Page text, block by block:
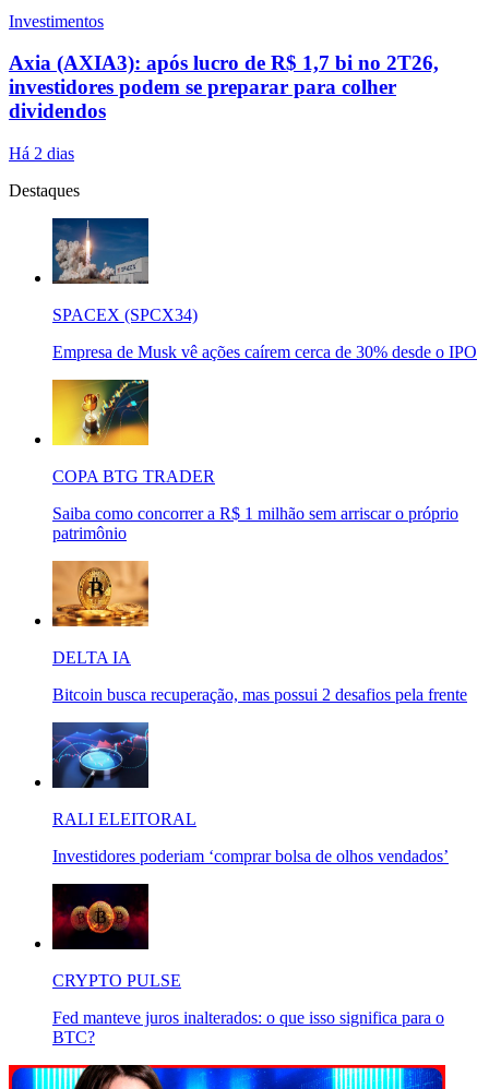
Investimentos
Axia (AXIA3): após lucro de R$ 1,7 bi no 2T26,
investidores podem se preparar para colher
dividendos
Há 2 dias
Destaques
SPACEX (SPCX34)
Empresa de Musk vê ações caírem cerca de 30% desde o IPO
COPA BTG TRADER
Saiba como concorrer a R$ 1 milhão sem arriscar o próprio
patrimônio
DELTA IA
Bitcoin busca recuperação, mas possui 2 desafios pela frente
RALI ELEITORAL
Investidores poderiam ‘comprar bolsa de olhos vendados’
CRYPTO PULSE
Fed manteve juros inalterados: o que isso significa para o
BTC?